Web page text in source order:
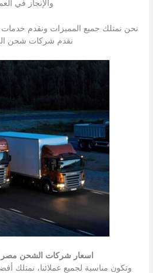
والإنجاز في
نحن نمتلك جميع المميزات ونقدم
نقدم شركات شحن
اسعار شركات الشحن مصر
وتكون مناسبة لجميع عملائنا، نمتلك